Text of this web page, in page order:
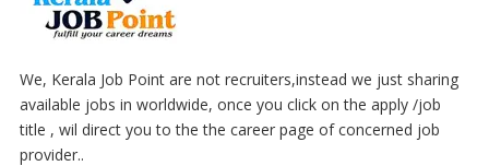
We, Kerala Job Point are not recruiters,instead we just sharing
available jobs in worldwide, once you click on the apply /job
title , wil direct you to the the career page of concerned job
provider..